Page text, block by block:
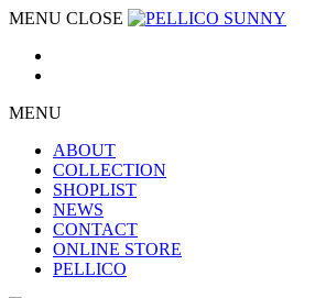
MENU CLOSE
MENU
ABOUT
COLLECTION
SHOPLIST
NEWS
CONTACT
ONLINE STORE
PELLICO